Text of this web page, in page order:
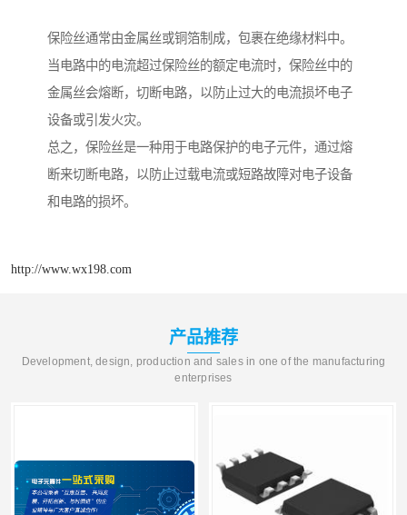
保险丝通常由金属丝或铜箔制成，包裹在绝缘材料中。
当电路中的电流超过保险丝的额定电流时，保险丝中的
金属丝会熔断，切断电路，以防止过大的电流损坏电子
设备或引发火灾。
总之，保险丝是一种用于电路保护的电子元件，通过熔
断来切断电路，以防止过载电流或短路故障对电子设备
和电路的损坏。
http://www.wx198.com
产品推荐
Development, design, production and sales in one of the manufacturing
enterprises